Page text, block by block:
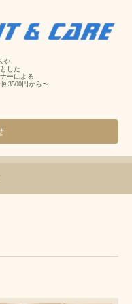
や
した
ーによる
3500円から〜